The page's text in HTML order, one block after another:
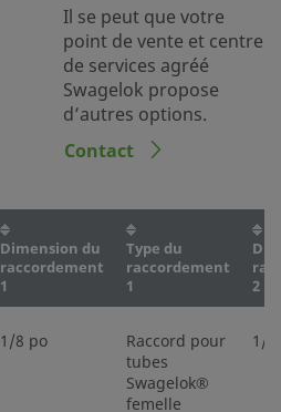
Il se peut que votre
point de vente et centre
de services agréé
Swagelok propose
d’autres options.
Contact
Dimension du
raccordement
1
Type du
raccordement
1
2
1/8 po
Raccord pour
tubes
Swagelok®
femelle
1/8